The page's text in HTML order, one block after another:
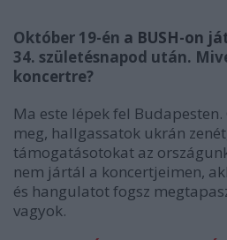
Október 19-én a BUSH-on
34. születésnapod után.
koncertre?
Ma este lépek fel Budapesten.
meg, hallgassatok ukrán
támogatásotokat az
nem jártál a koncertjeimen,
és hangulatot fogsz
vagyok.